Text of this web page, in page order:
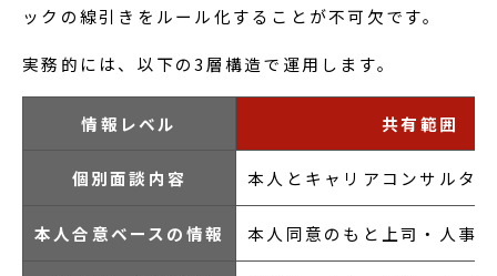
ックの線引きをルール化することが不可欠です。
実務的には、以下の3層構造で運用します。
情報レベル 共有範囲
個別面談内容 本人とキャリアコンサルタ
本人合意ベースの情報 本人同意のもと上司・人事